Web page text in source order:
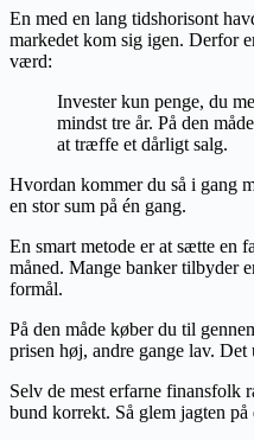
En med en lang tidshorisont
markedet kom sig igen. Derfor
værd:
Invester kun penge, du
mindst tre år. På den
at træffe et dårligt salg.
Hvordan kommer du så i gang
en stor sum på én gang.
En smart metode er at sætte en
måned. Mange banker tilbyder
formål.
På den måde køber du til
prisen høj, andre gange lav. Det
Selv de mest erfarne finansfolk
bund korrekt. Så glem jagten på